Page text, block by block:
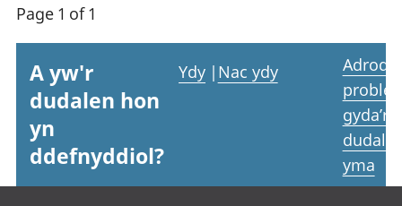
Page 1 of 1
A yw'r
dudalen hon
yn
ddefnyddiol?
Ydy | Nac ydy
Adrodd
gyda’r
yma